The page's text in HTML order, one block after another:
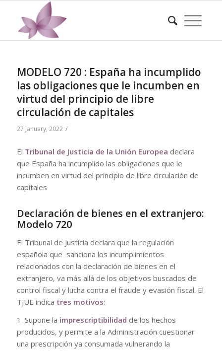
MODELO 720 : España ha incumplido
las obligaciones que le incumben en
virtud del principio de libre
circulación de capitales
27 January, 2022 /
El Tribunal de Justicia de la Unión Europea declara
que España ha incumplido las obligaciones que le
incumben en virtud del principio de libre circulación de
capitales
Declaración de bienes en el extranjero:
Modelo 720
El Tribunal de Justicia declara que la regulación
española que sanciona los incumplimientos
relacionados con la declaración de bienes en el
extranjero, va más allá de los objetivos buscados de
control fiscal y lucha contra el fraude y evasión fiscal. El
TJUE indica tres motivos:
1. Supone la imprescriptibilidad de los hechos
producidos, y permite a la Administración cuestionar
una prescripción ya consumada vulnerando la